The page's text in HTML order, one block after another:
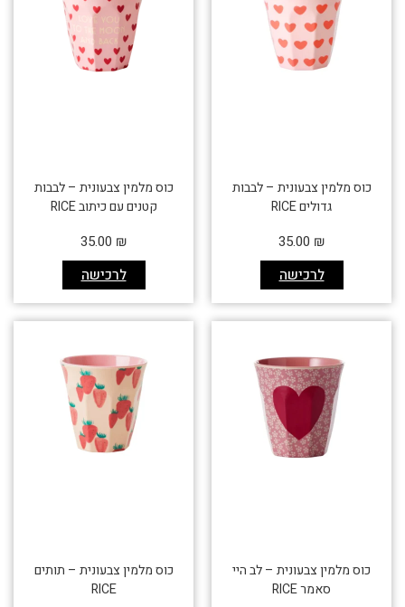
כוס מלמין צבעונית – לבבות
גדולים RICE
לרכישה
35.00 ₪
כוס מלמין צבעונית – לבבות
קטנים עם כיתוב RICE
לרכישה
35.00 ₪
כוס מלמין צבעונית – לב היי
סאמר RICE
כוס מלמין צבעונית – תותים
RICE